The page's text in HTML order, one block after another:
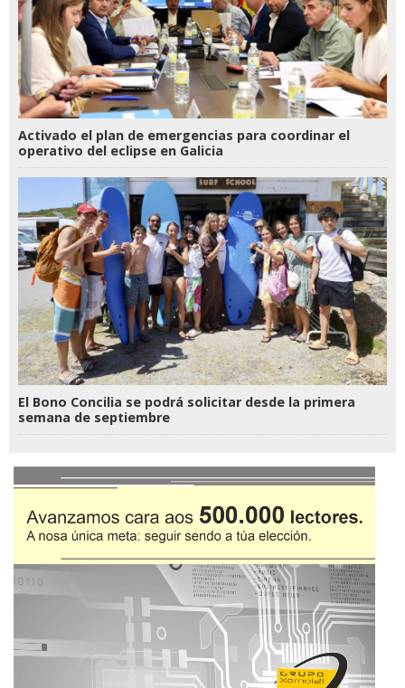
Activado el plan de emergencias para coordinar el
operativo del eclipse en Galicia
El Bono Concilia se podrá solicitar desde la primera
semana de septiembre